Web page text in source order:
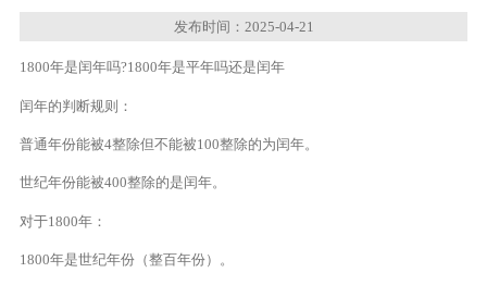
发布时间：2025-04-21
1800年是闰年吗?1800年是平年吗还是闰年
闰年的判断规则：
普通年份能被4整除但不能被100整除的为闰年。
世纪年份能被400整除的是闰年。
对于1800年：
1800年是世纪年份（整百年份）。